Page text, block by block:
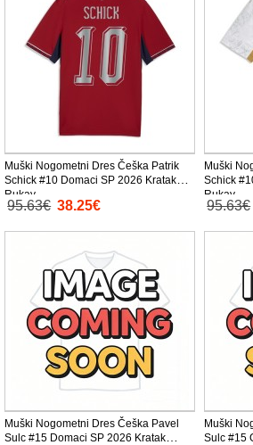
Muški Nogometni Dres Češka Patrik
Schick #10 Domaci SP 2026 Kratak
Rukav
95.63€ 38.25€
Muški
Schick
Rukav
95.63€
Muški Nogometni Dres Češka Pavel
Sulc #15 Domaci SP 2026 Kratak
Muški
Sulc #15